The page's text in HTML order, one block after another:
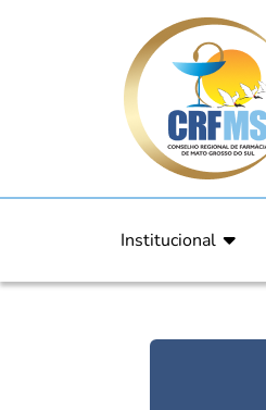
Institucional
Estrutura